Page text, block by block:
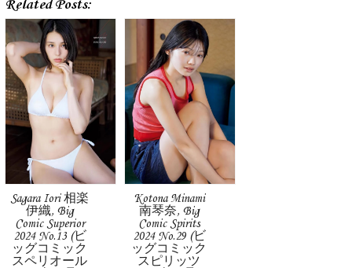
Related Posts:
Sagara Iori 相楽
伊織, Big
Comic Superior
2024 No.13 (ビ
ッグコミック
スペリオール
Kotona Minami
南琴奈, Big
Comic Spirits
2024 No.29 (ビ
ッグコミック
スピリッツ